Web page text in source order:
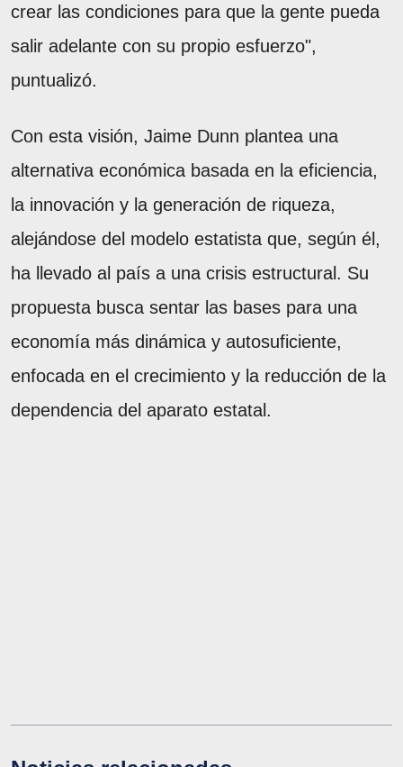
crear las condiciones para que la gente pueda
salir adelante con su propio esfuerzo",
puntualizó.
Con esta visión, Jaime Dunn plantea una
alternativa económica basada en la eficiencia,
la innovación y la generación de riqueza,
alejándose del modelo estatista que, según él,
ha llevado al país a una crisis estructural. Su
propuesta busca sentar las bases para una
economía más dinámica y autosuficiente,
enfocada en el crecimiento y la reducción de la
dependencia del aparato estatal.